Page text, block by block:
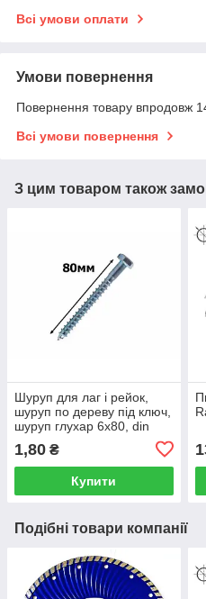
Всі умови оплати
Умови повернення
Повернення товару впродовж
Всі умови повернення
З цим товаром також
Шуруп для лаг і рейок,
шуруп по дереву під ключ,
шуруп глухар 6х80, din
1,80 ₴
Купити
Подібні товари компанії